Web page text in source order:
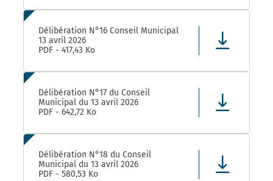
Délibération N°16 Conseil Municipal
13 avril 2026
PDF - 417,43 Ko
Délibération N°17 du Conseil
Municipal du 13 avril 2026
PDF - 642,72 Ko
Délibération N°18 du Conseil
Municipal du 13 avril 2026
PDF - 580,53 Ko